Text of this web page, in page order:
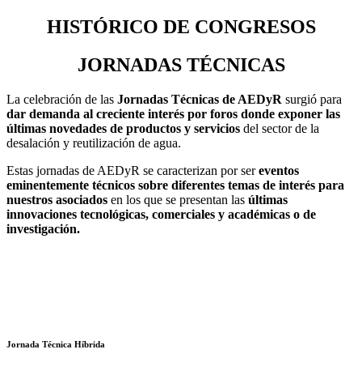
HISTÓRICO DE CONGRESOS
JORNADAS TÉCNICAS
La celebración de las Jornadas Técnicas de AEDyR surgió para
dar demanda al creciente interés por foros donde exponer las
últimas novedades de productos y servicios del sector de la
desalación y reutilización de agua.
Estas jornadas de AEDyR se caracterizan por sereventos
eminentemente técnicos sobre diferentes temas de interés para
nuestros asociados en los que se presentan las últimas
innovaciones tecnológicas, comerciales y académicas o de
investigación.
Jornada Técnica Híbrida